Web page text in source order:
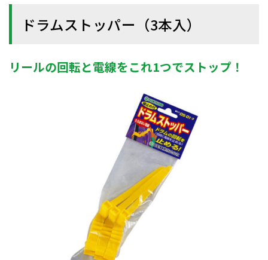
ドラムストッパー（3本入）
リールの回転と電線をこれ1つでストップ！